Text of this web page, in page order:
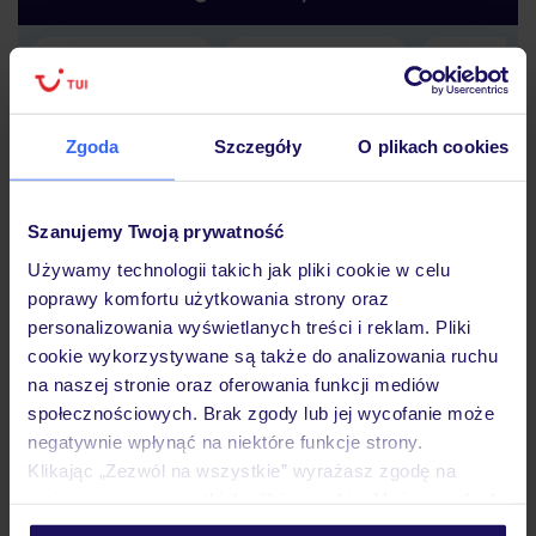
Zgoda Szczegóły O plikach cookies
Szanujemy Twoją prywatność
Używamy technologii takich jak pliki cookie w celu
poprawy komfortu użytkowania strony oraz
personalizowania wyświetlanych treści i reklam. Pliki
cookie wykorzystywane są także do analizowania ruchu
na naszej stronie oraz oferowania funkcji mediów
społecznościowych. Brak zgody lub jej wycofanie może
negatywnie wpłynąć na niektóre funkcje strony.
Klikając „Zezwól na wszystkie” wyrażasz zgodę na
personalizować swój wybór wchodząc w zakładkę
Lider niskich cen
Największe biuro
podróży w Polsce
30 lat w
Hotel
Pokoje
Wyżywienie